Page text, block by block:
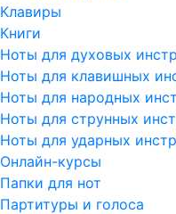
Клавиры
Книги
Ноты для духовых
Ноты для клавишных
Ноты для народных
Ноты для струнных
Ноты для ударных
Онлайн-курсы
Папки для нот
Партитуры и голоса